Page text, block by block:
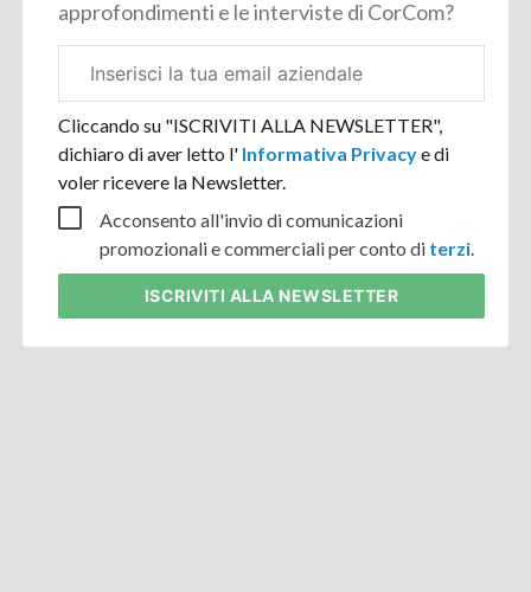
approfondimenti e le interviste di CorCom?
aziendale
Cliccando su "ISCRIVITI ALLA NEWSLETTER",
dichiaro di aver letto l' Informativa Privacye di
voler ricevere la Newsletter.
Acconsento all'invio di comunicazioni
promozionali e commerciali per conto di terzi
ISCRIVITI ALLA NEWSLETTER